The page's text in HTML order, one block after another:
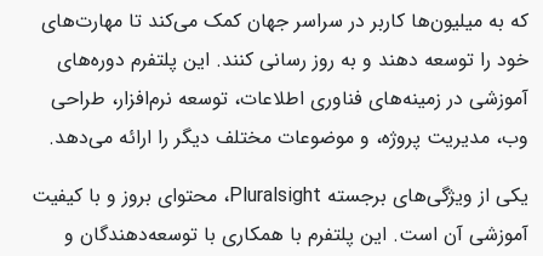
که به میلیون‌ها کاربر در سراسر جهان کمک می‌کند تا مهارت‌های
خود را توسعه دهند و به روز رسانی کنند. این پلتفرم دوره‌های
آموزشی در زمینه‌های فناوری اطلاعات، توسعه نرم‌افزار، طراحی
وب، مدیریت پروژه، و موضوعات مختلف دیگر را ارائه می‌دهد.
یکی از ویژگی‌های برجسته Pluralsight، محتوای بروز و با کیفیت
آموزشی آن است. این پلتفرم با همکاری با توسعه‌دهندگان و